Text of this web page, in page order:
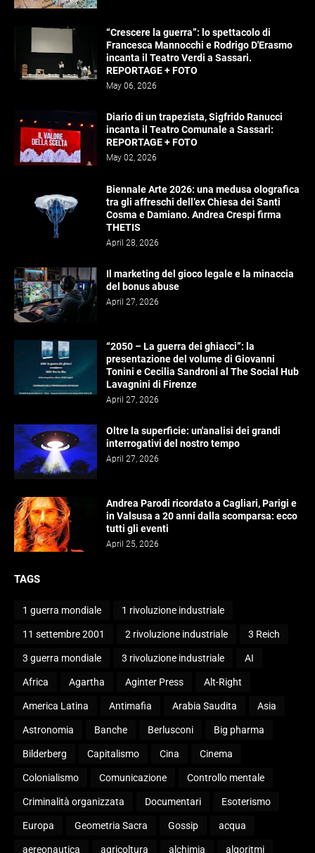
“Crescere la guerra”: lo spettacolo di
Francesca Mannocchi e Rodrigo D'Erasmo
incanta il Teatro Verdi a Sassari.
REPORTAGE + FOTO
May 06, 2026
Diario di un trapezista, Sigfrido Ranucci
incanta il Teatro Comunale a Sassari:
REPORTAGE + FOTO
May 02, 2026
Biennale Arte 2026: una medusa olografica
tra gli affreschi dell’ex Chiesa dei Santi
Cosma e Damiano. Andrea Crespi firma
THETIS
April 28, 2026
Il marketing del gioco legale e la minaccia
del bonus abuse
April 27, 2026
“2050 – La guerra dei ghiacci”: la
presentazione del volume di Giovanni
Tonini e Cecilia Sandroni al The Social Hub
Lavagnini di Firenze
April 27, 2026
Oltre la superficie: un'analisi dei grandi
interrogativi del nostro tempo
April 27, 2026
Andrea Parodi ricordato a Cagliari, Parigi e
in Valsusa a 20 anni dalla scomparsa: ecco
tutti gli eventi
April 25, 2026
TAGS
1 guerra mondiale 1 rivoluzione industriale
11 settembre 2001 2 rivoluzione industriale 3 Reich
3 guerra mondiale 3 rivoluzione industriale AI
Africa Agartha Aginter Press Alt-Right
America Latina Antimafia Arabia Saudita Asia
Astronomia Banche Berlusconi Big pharma
Bilderberg Capitalismo Cina Cinema
Colonialismo Comunicazione Controllo mentale
Criminalità organizzata Documentari Esoterismo
Europa Geometria Sacra Gossip acqua
aereonautica agricoltura alchimia algoritmi